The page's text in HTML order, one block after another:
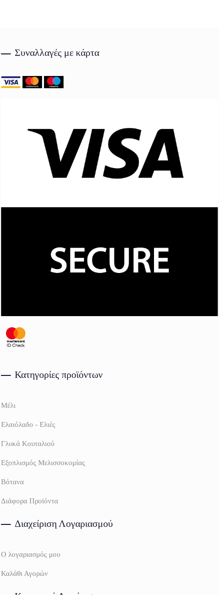
Συναλλαγές με κάρτα
Κατηγορίες προϊόντων
Μέλι
Ελαιόλαδο - Ελιές
Γλυκά Κουταλιού
Εξοπλισμός Μελισσοκομίας
Βότανα
Διάφορα Προϊόντα
Διαχείριση Λογαριασμού
Ο λογαριασμός μου
Καλάθι Αγορών